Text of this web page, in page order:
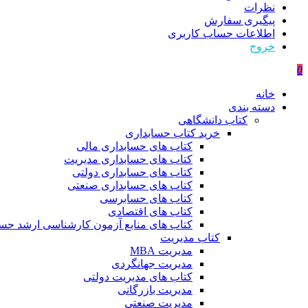
نظرات
پیگیری سفارش
اطلاعات حساب كاربری
خروج
0
خانه
دسته بندی
کتاب دانشگاهی
خرید کتاب حسابداری
کتاب های حسابداری مالی
کتاب های حسابداری مدیریت
کتاب های حسابداری دولتی
کتاب های حسابداری صنعتی
کتاب های حسابرسی
کتاب های اقتصادی
کتاب های منابع آزمون کارشناسی ارشد
کتاب مدیریت
مدیریت MBA
مدیریت جهانگردی
کتاب های مدیریت دولتی
مدیریت بازرگانی
مدیریت صنعتی